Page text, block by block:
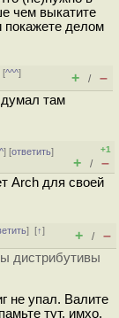
чем выкатите
покажете делом
[^^^]
+ / –
думал там
] [ответить]
+1
+ / –
Arch для своей
][↑]
+ / –
дистрибутивы
не упал. Валите
тут, имхо.